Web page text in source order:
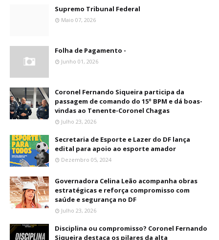
Supremo Tribunal Federal
Maio 07, 2026
Folha de Pagamento -
Junho 01, 2026
Coronel Fernando Siqueira participa da
passagem de comando do 15º BPM e dá boas-
vindas ao Tenente-Coronel Chagas
Julho 23, 2026
Secretaria de Esporte e Lazer do DF lança
edital para apoio ao esporte amador
Dezembro 05, 2024
Governadora Celina Leão acompanha obras
estratégicas e reforça compromisso com
saúde e segurança no DF
Julho 23, 2026
Disciplina ou compromisso? Coronel Fernando
Siqueira destaca os pilares da alta